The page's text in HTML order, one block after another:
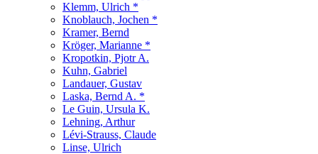
Klemm, Ulrich *
Knoblauch, Jochen *
Kramer, Bernd
Kröger, Marianne *
Kropotkin, Pjotr A.
Kuhn, Gabriel
Landauer, Gustav
Laska, Bernd A. *
Le Guin, Ursula K.
Lehning, Arthur
Lévi-Strauss, Claude
Linse, Ulrich